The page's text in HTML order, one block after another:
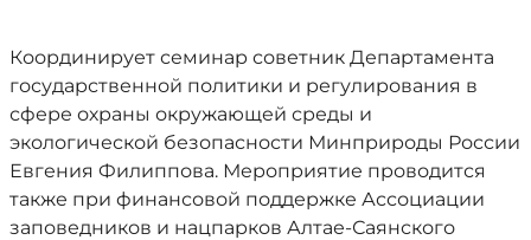
Координирует семинар советник Департамента
государственной политики и регулирования в
сфере охраны окружающей среды и
экологической безопасности Минприроды России
Евгения Филиппова. Мероприятие проводится
также при финансовой поддержке Ассоциации
заповедников и нацпарков Алтае-Саянского